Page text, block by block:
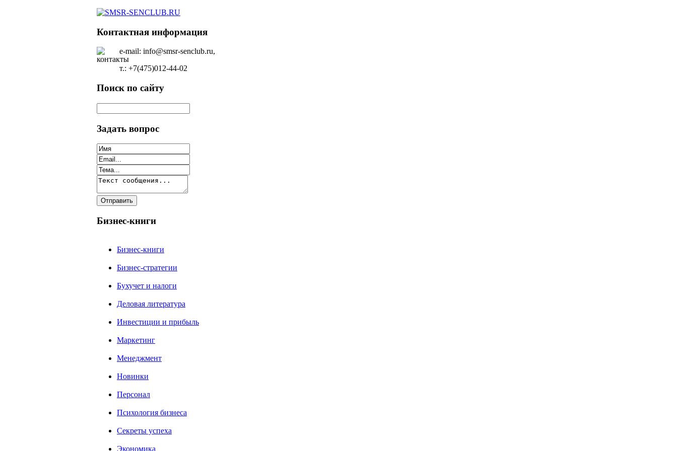
Контактная информация
e-mail: info@smsr-senclub.ru,
т.: +7(475)012-44-02
Поиск по сайту
Задать вопрос
Бизнес-книги
Бизнес-книги
Бизнес-стратегии
Бухучет и налоги
Деловая литература
Инвестиции и прибыль
Маркетинг
Менеджмент
Новинки
Персонал
Психология бизнеса
Секреты успеха
Экономика